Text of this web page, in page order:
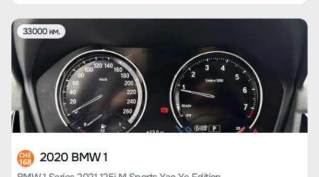
33000 км.
CHE
168 2020 BMW 1